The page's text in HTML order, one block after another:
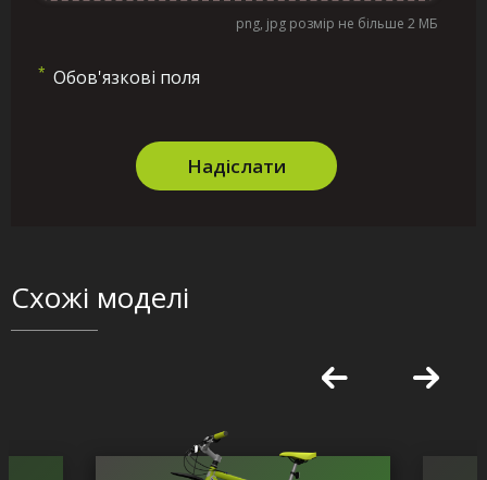
png, jpg розмір не більше 2 МБ
* Обов'язкові поля
Надіслати
Схожі моделі